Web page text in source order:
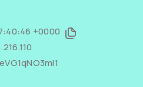
+0000